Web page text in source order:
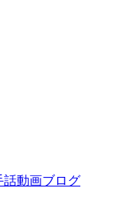
話動画ブログ